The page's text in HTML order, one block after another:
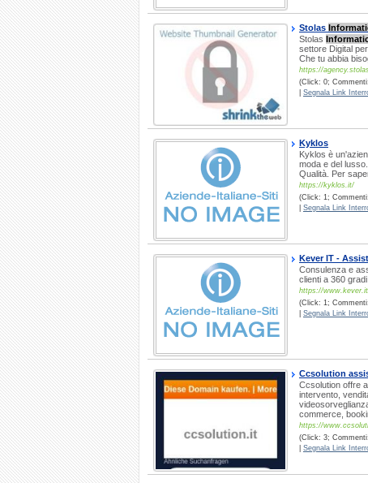
Stolas
Stolas
settore Digital
Che tu abbia
https://
(Click: 0;
Segnala Link
Kyklos
Kyklos è
moda e del
Qualità. Per
https://kyklos.it/
(Click: 1;
Segnala Link
Kever IT -
Consulenza e
clienti a 360
https://
(Click: 1;
Segnala Link
Ccsolution
Ccsolution offre
intervento,
commerce,
https://
(Click: 3;
Segnala Link